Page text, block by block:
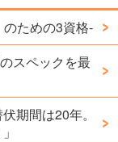
ための3資格-
スペックを最
期間は20年。